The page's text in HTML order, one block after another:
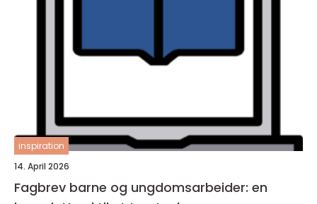
inspiration
14. April 2026
Fagbrev barne og ungdomsarbeider: en